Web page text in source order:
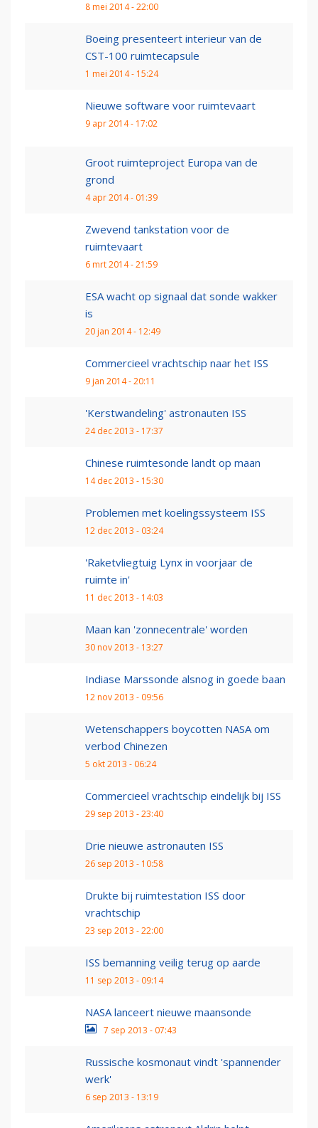
8 mei 2014 - 22:00
Boeing presenteert interieur van de
CST-100 ruimtecapsule
1 mei 2014 - 15:24
Nieuwe software voor ruimtevaart
9 apr 2014 - 17:02
Groot ruimteproject Europa van de
grond
4 apr 2014 - 01:39
Zwevend tankstation voor de
ruimtevaart
6 mrt 2014 - 21:59
ESA wacht op signaal dat sonde wakker
is
20 jan 2014 - 12:49
Commercieel vrachtschip naar het ISS
9 jan 2014 - 20:11
'Kerstwandeling' astronauten ISS
24 dec 2013 - 17:37
Chinese ruimtesonde landt op maan
14 dec 2013 - 15:30
Problemen met koelingssysteem ISS
12 dec 2013 - 03:24
'Raketvliegtuig Lynx in voorjaar de
ruimte in'
11 dec 2013 - 14:03
Maan kan 'zonnecentrale' worden
30 nov 2013 - 13:27
Indiase Marssonde alsnog in goede baan
12 nov 2013 - 09:56
Wetenschappers boycotten NASA om
verbod Chinezen
5 okt 2013 - 06:24
Commercieel vrachtschip eindelijk bij ISS
29 sep 2013 - 23:40
Drie nieuwe astronauten ISS
26 sep 2013 - 10:58
Drukte bij ruimtestation ISS door
vrachtschip
23 sep 2013 - 22:00
ISS bemanning veilig terug op aarde
11 sep 2013 - 09:14
NASA lanceert nieuwe maansonde
7 sep 2013 - 07:43
Russische kosmonaut vindt 'spannender
werk'
6 sep 2013 - 13:19